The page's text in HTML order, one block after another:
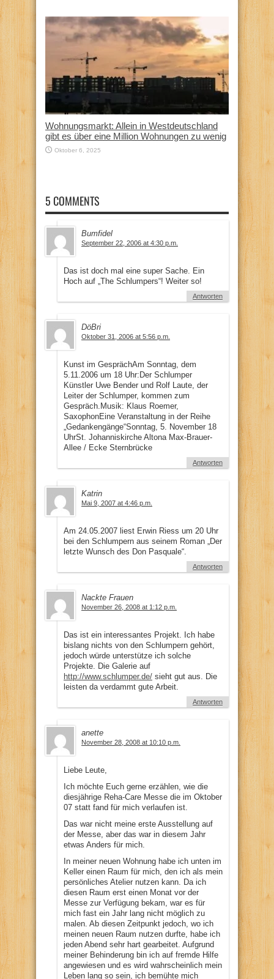
Wohnungsmarkt: Allein in Westdeutschland
gibt es über eine Million Wohnungen zu wenig
Oktober 6, 2025
5 COMMENTS
Bumfidel
September 22, 2006 at 4:30 p.m.
Das ist doch mal eine super Sache. Ein
Hoch auf „The Schlumpers“! Weiter so!
Antworten
DöBri
Oktober 31, 2006 at 5:56 p.m.
Kunst im GesprächAm Sonntag, dem
5.11.2006 um 18 Uhr:Der Schlumper
Künstler Uwe Bender und Rolf Laute, der
Leiter der Schlumper, kommen zum
Gespräch.Musik: Klaus Roemer,
SaxophonEine Veranstaltung in der Reihe
„Gedankengänge“Sonntag, 5. November 18
UhrSt. Johanniskirche Altona Max-Brauer-
Allee / Ecke Sternbrücke
Antworten
Katrin
Mai 9, 2007 at 4:46 p.m.
Am 24.05.2007 liest Erwin Riess um 20 Uhr
bei den Schlumpern aus seinem Roman „Der
letzte Wunsch des Don Pasquale“.
Antworten
Nackte Frauen
November 26, 2008 at 1:12 p.m.
Das ist ein interessantes Projekt. Ich habe
bislang nichts von den Schlumpern gehört,
jedoch würde unterstütze ich solche
Projekte. Die Galerie auf
http://www.schlumper.de/ sieht gut aus. Die
leisten da verdammt gute Arbeit.
Antworten
anette
November 28, 2008 at 10:10 p.m.
Liebe Leute,
Ich möchte Euch gerne erzählen, wie die
diesjährige Reha-Care Messe die im Oktober
07 statt fand für mich verlaufen ist.
Das war nicht meine erste Ausstellung auf
der Messe, aber das war in diesem Jahr
etwas Anders für mich.
In meiner neuen Wohnung habe ich unten im
Keller einen Raum für mich, den ich als mein
persönliches Atelier nutzen kann. Da ich
diesen Raum erst einen Monat vor der
Messe zur Verfügung bekam, war es für
mich fast ein Jahr lang nicht möglich zu
malen. Ab diesen Zeitpunkt jedoch, wo ich
meinen neuen Raum nutzen durfte, habe ich
jeden Abend sehr hart gearbeitet. Aufgrund
meiner Behinderung bin ich auf fremde Hilfe
angewiesen und es wird wahrscheinlich mein
Leben lang so sein, ich bemühte mich